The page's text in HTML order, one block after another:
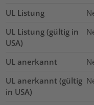
UL Listung
UL Listung (gültig in
USA)
UL anerkannt
UL anerkannt (gültig
in USA)